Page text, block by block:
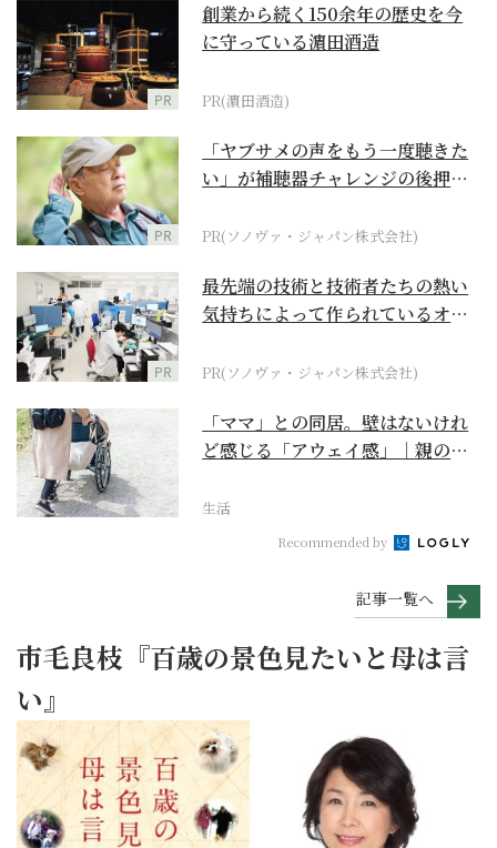
PR
創業から続く150余年の歴史を今
に守っている濵田酒造
PR(濵田酒造)
PR
「ヤブサメの声をもう一度聴きた
い」が補聴器チャレンジの後押し
PR(ソノヴァ・ジャパン株式会社)
PR
最先端の技術と技術者たちの熱い
気持ちによって作られているオー
PR(ソノヴァ・ジャパン株式会社)
「ママ」との同居。壁はないけれ
ど感じる「アウェイ感」｜親の終
生活
Recommended by
記事一覧へ
市毛良枝『百歳の景色見たいと母は言
い』